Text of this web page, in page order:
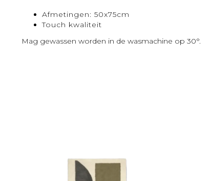
Afmetingen: 50x75cm
Touch kwaliteit
Mag gewassen worden in de wasmachine op 30°.